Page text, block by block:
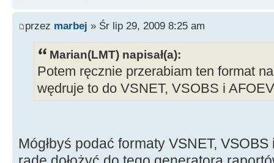
przez marbej » Śr lip 29, 2009 8:25 am
Marian(LMT) napisał(a):
Potem ręcznie przerabiam ten format
wędruje to do VSNET, VSOBS i
Mógłbyś podać formaty VSNET,